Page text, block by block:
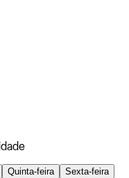
Quinta-feira
Sexta-feira